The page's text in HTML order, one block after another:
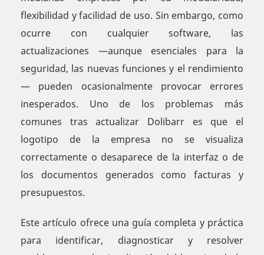
flexibilidad y facilidad de uso. Sin embargo, como
ocurre con cualquier software, las
actualizaciones —aunque esenciales para la
seguridad, las nuevas funciones y el rendimiento
— pueden ocasionalmente provocar errores
inesperados. Uno de los problemas más
comunes tras actualizar Dolibarr es que el
logotipo de la empresa no se visualiza
correctamente o desaparece de la interfaz o de
los documentos generados como facturas y
presupuestos.
Este artículo ofrece una guía completa y práctica
para identificar, diagnosticar y resolver